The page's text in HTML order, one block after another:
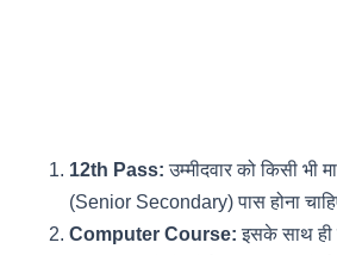
12th Pass: उम्मीदवार को किसी भी
(Senior Secondary) पास होना
Computer Course: इसके साथ ही